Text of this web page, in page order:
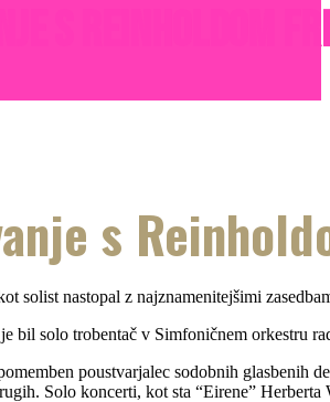
s Reinholdom
s
solist nastopal z najznamenitejšimi
bil solo trobentač v Simfoničnem orkestru
poustvarjalec sodobnih glasbenih
Solo koncerti, kot sta “Eirene”